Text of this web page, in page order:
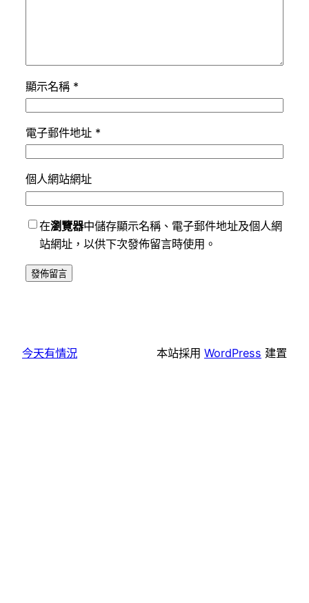
顯示名稱 *
電子郵件地址 *
個人網站網址
在瀏覽器中儲存顯示名稱、電子郵件地址及個人網
站網址，以供下次發佈留言時使用。
今天有情況 本站採用 WordPress 建置